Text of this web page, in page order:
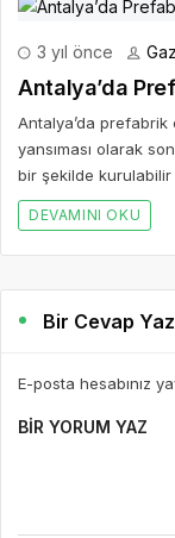
3 yıl önce
Antalya’da
Antalya’da
yansıması olarak
bir şekilde kurulabilir
DEVAMINI OKU
Bir Cevap Yaz
E-posta hesabınız
BIR YORUM YAZ